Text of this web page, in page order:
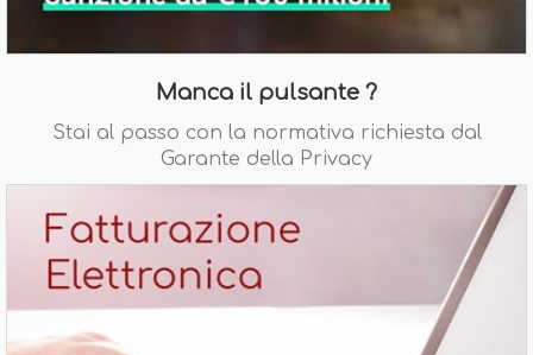
Manca il pulsante ?
Stai al passo con la normativa richiesta dal
Garante della Privacy